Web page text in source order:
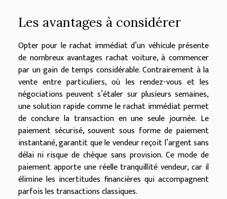
Les avantages à considérer
Opter pour le rachat immédiat d’un véhicule présente
de nombreux avantages rachat voiture, à commencer
par un gain de temps considérable. Contrairement à la
vente entre particuliers, où les rendez-vous et les
négociations peuvent s’étaler sur plusieurs semaines,
une solution rapide comme le rachat immédiat permet
de conclure la transaction en une seule journée. Le
paiement sécurisé, souvent sous forme de paiement
instantané, garantit que le vendeur reçoit l’argent sans
délai ni risque de chèque sans provision. Ce mode de
paiement apporte une réelle tranquillité vendeur, car il
élimine les incertitudes financières qui accompagnent
parfois les transactions classiques.